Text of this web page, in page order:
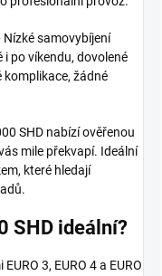
Nízké samovybíjení
po víkendu, dovolené
komplikace, žádné
SHD nabízí ověřenou
mile překvapí. Ideální
které hledají
SHD ideální?
3, EURO 4 a EURO